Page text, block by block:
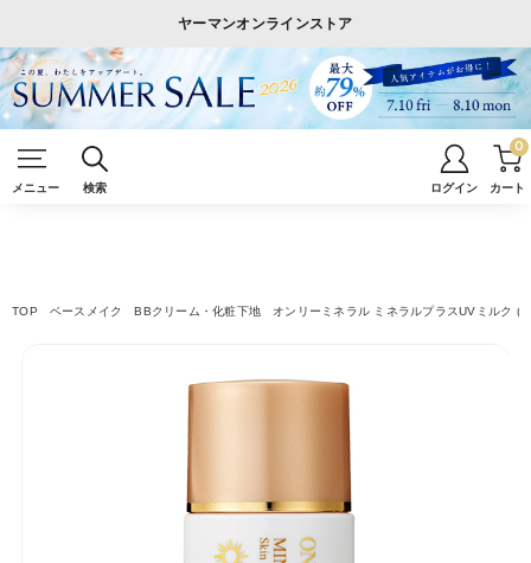
ヤーマンオンラインストア
メニュー 検索 ログイン カート
0
TOP ベースメイク BBクリーム・化粧下地 オンリーミネラル ミネラルプラスUVミルク